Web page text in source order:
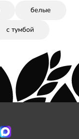
белые
с тумбой